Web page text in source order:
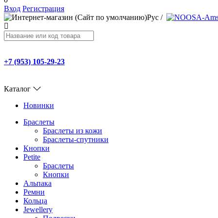
Вход Регистрация
Рус /
+7 (953) 105-29-23
Каталог
Новинки
Браслеты
Браслеты из кожи
Браслеты-спутники
Кнопки
Petite
Браслеты
Кнопки
Альпака
Ремни
Кольца
Jewellery